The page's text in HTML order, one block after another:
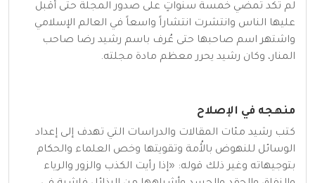
لم تكد تمضي خمسة سنواتٍ على صدور المجلة حتى أقبل
عليها الناس وانتشرت انتشاراً واسعاً في العالم الإسلامي
واشتهر اسم صاحبها حتى عُرف باسم رشيد رضا صاحب
المنار، وكان رشيد يحرر معظم مادة مجلته.
منهجه في الإصلاح
كتب رشيد مئات المقالات والدراسات التي تهدف إلى إعداد
الوسائل للنهوض بالأُمة وتقويتها وخص العلماء والحكام
بتوجيهاته وغير ذلك قوله: «إذا رأيت الكذب والزور والرياء